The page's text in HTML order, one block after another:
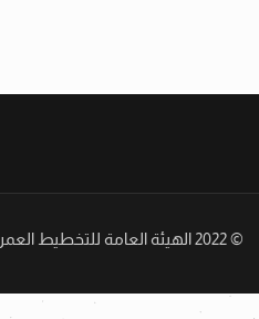
© 2022 الهيئة العامة للتخطيط العمراني - جميع الحقوق محفوظة